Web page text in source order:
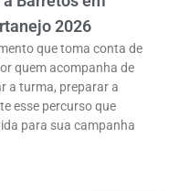
2026
que toma conta de
quem acompanha de
a turma, preparar a
esse percurso que
para sua campanha